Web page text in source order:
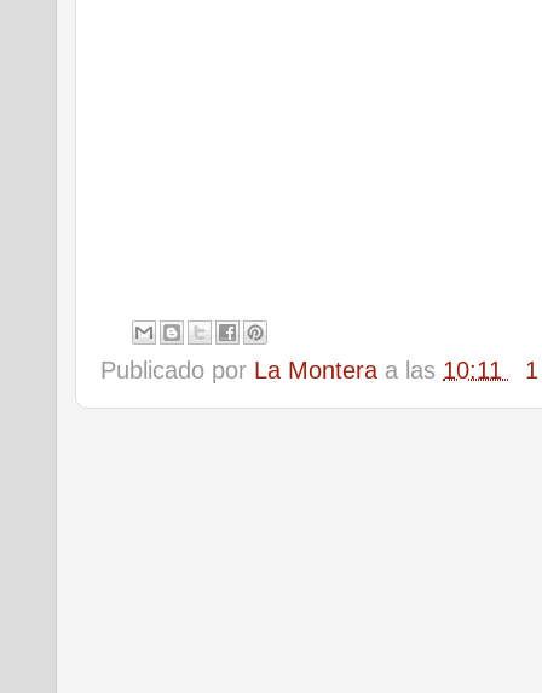
Publicado por La Montera a las 10:11